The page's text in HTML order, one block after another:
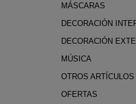
MÁSCARAS
DECORACIÓN
DECORACIÓN
MÚSICA
OTROS ARTÍCULOS
OFERTAS